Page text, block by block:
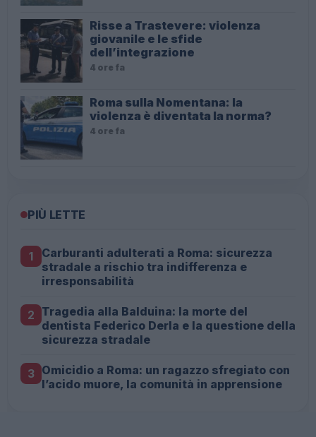
Risse a Trastevere: violenza
giovanile e le sfide
dell’integrazione
4 ore fa
Roma sulla Nomentana: la
violenza è diventata la norma?
4 ore fa
PIÙ LETTE
1
Carburanti adulterati a Roma: sicurezza
stradale a rischio tra indifferenza e
irresponsabilità
2 Tragedia alla Balduina: la morte del
dentista Federico Derla e la questione della
sicurezza stradale
3 Omicidio a Roma: un ragazzo sfregiato con
l’acido muore, la comunità in apprensione